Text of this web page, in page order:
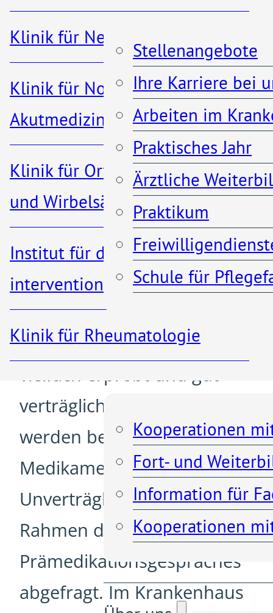
Klinik für Nephrologie
Klinik für Notfall- und
Akutmedizin
Klinik für Orthopädie, Unfall-
und Wirbelsäulenchirurgie
Institut für diagnostische und
interventionelle Radiologie
Klinik für Rheumatologie
Stellenangebote
Ihre Karriere bei
Arbeiten im
Praktisches Jahr
Ärztliche
Praktikum
Schule für
Kooperationen
Kooperationen
Fort- und
Information für
Kooperationen
wirkungsvolle
Schmerztherapie erheblich
reduzieren.
Die verbreitete Angst vor
Schmerzmedikamenten,
besonders bei der
Behandlung von Schmerzen
nach Operationen, ist
unbegründet. Die
Medikamente und
Therapieverfahren sind
vielfach erprobt und gut
verträglich. Darüber hinaus
werden bestehende
Medikamenten-
Unverträglichkeiten im
Rahmen des
Prämedikationsgespräches
abgefragt. Im Krankenhaus